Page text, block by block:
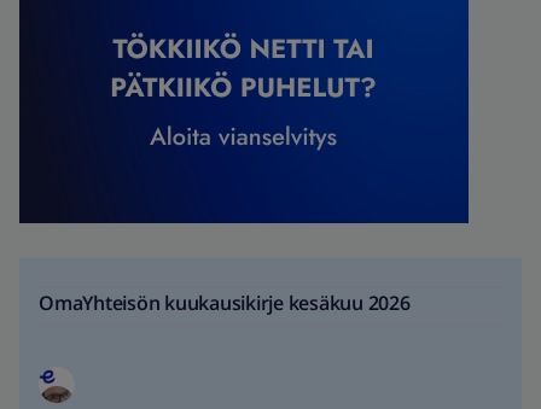
OmaYhteisön kuukausikirje kesäkuu 2026